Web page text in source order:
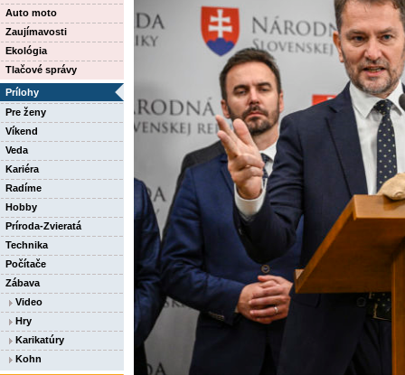
Auto moto
Zaujímavosti
Ekológia
Tlačové správy
Prílohy
Pre ženy
Víkend
Veda
Kariéra
Radíme
Hobby
Príroda-Zvieratá
Technika
Počítače
Zábava
Video
Hry
Karikatúry
Kohn